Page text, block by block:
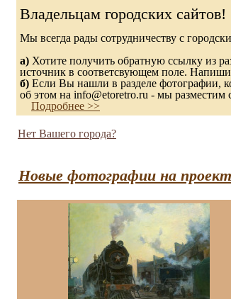
Владельцам городских сайтов!
Мы всегда рады сотрудничеству с
а) Хотите получить обратную ссылку из
источник в соответсвующем поле.
б) Если Вы нашли в разделе фотографии,
об этом на info@etoretro.ru - мы разместим
Подробнее >>
Нет Вашего города?
Новые фотографии на